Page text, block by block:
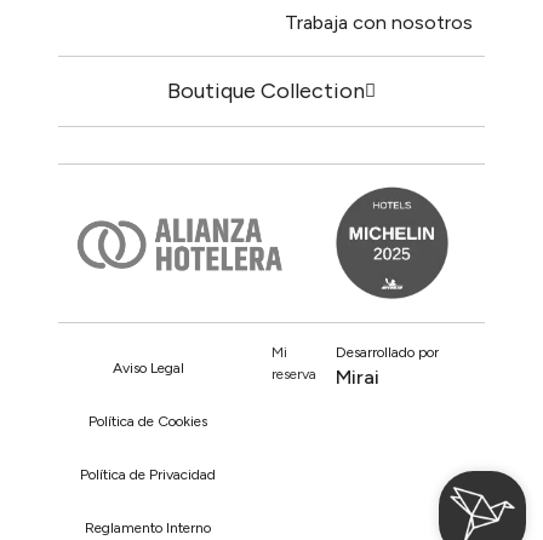
Trabaja con nosotros
Boutique Collection
Aviso Legal
Política de Cookies
Política de Privacidad
Reglamento Interno
Mi
reserva
Desarrollado por
Mirai